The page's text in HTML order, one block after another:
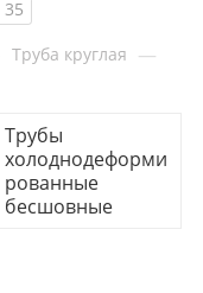
35
Труба круглая —
Трубы
холоднодеформи
рованные
бесшовные